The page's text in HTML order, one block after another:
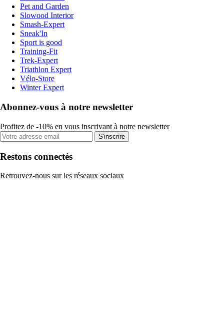
Pet and Garden
Slowood Interior
Smash-Expert
Sneak'In
Sport is good
Training-Fit
Trek-Expert
Triathlon Expert
Vélo-Store
Winter Expert
Abonnez-vous à notre newsletter
Profitez de -10% en vous inscrivant à notre newsletter
S'inscrire
Restons connectés
Retrouvez-nous sur les réseaux sociaux